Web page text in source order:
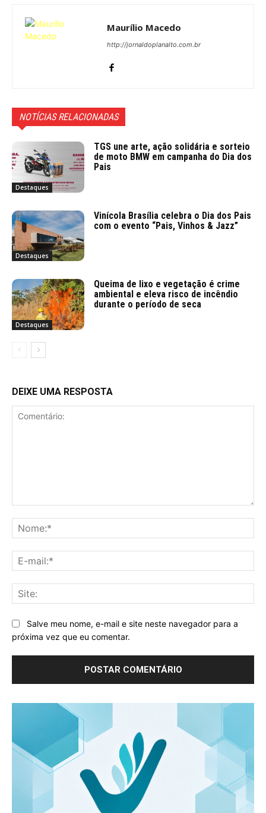
Maurílio Macedo
http://jornaldoplanalto.com.br
NOTÍCIAS RELACIONADAS
Destaques
TGS une arte, ação solidária e sorteio
de moto BMW em campanha do Dia dos
Pais
Destaques
Vinícola Brasília celebra o Dia dos Pais
com o evento “Pais, Vinhos & Jazz”
Destaques
Queima de lixo e vegetação é crime
ambiental e eleva risco de incêndio
durante o período de seca
DEIXE UMA RESPOSTA
Salve meu nome, e-mail e site neste navegador para a
próxima vez que eu comentar.